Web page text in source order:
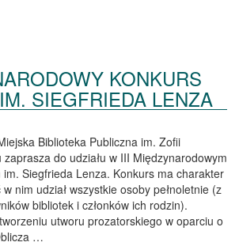
KONKURS
SIEGFRIEDA LENZA
Biblioteka Publiczna im. Zofii
zaprasza do udziału w III Międzynarodowym
Siegfrieda Lenza. Konkurs ma charakter
nim udział wszystkie osoby pełnoletnie (z
bibliotek i członków ich rodzin).
utworu prozatorskiego w oparciu o
…